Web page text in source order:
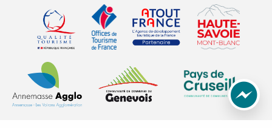
Qualité tourisme (s'ouvre dans une nouvelle fenêtre)
Office de tourisme de France (s'ouvre
Atout France (s'ouvre dans
Annemasse Agglo (s'ouvre dans une nouvelle fenêtre)
Communauté de communes du
Communauté de